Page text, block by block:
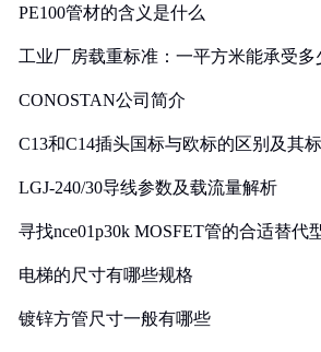
PE100管材的含义是什么
工业厂房载重标准：一平方米能承受多
CONOSTAN公司简介
C13和C14插头国标与欧标的区别及其
LGJ-240/30导线参数及载流量解析
寻找nce01p30k MOSFET管的合适替代
电梯的尺寸有哪些规格
镀锌方管尺寸一般有哪些